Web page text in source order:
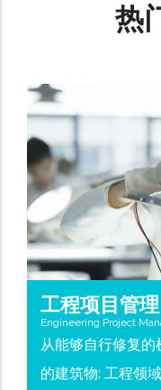
热
工程项目管理
Engineering Project
从能够自行修复
的建筑物: 工程领